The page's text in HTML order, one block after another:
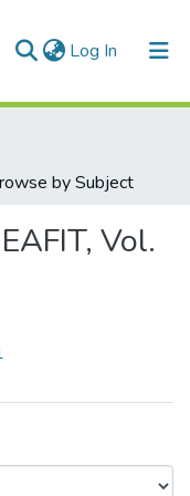
Log In (current)
by Subject
Vol.